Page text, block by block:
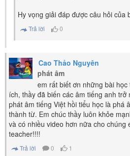
Hy vọng giải đáp được câu hỏi của
Trả lời 0
Cao Thảo Nguyên
phát âm
em rất biết ơn những bài
ích, thầy đã biến các âm tiếng anh
phát âm tiếng Việt hồi tiểu học là phá
thành từ. Em chúc thầy luôn khỏe
và có nhiều video hơn nữa cho chúng
teacher!!!!
Trả lời 0 1